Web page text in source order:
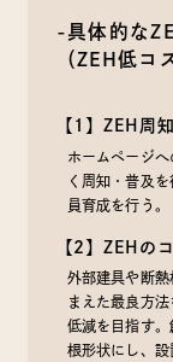
-具体的な
（ZEH低コ
【1】ZEH周
ホームページ
く周知・普及
員育成を行う。
【2】ZEHの
外部建具や断
まえた最良方
低減を目指す
根形状にし、